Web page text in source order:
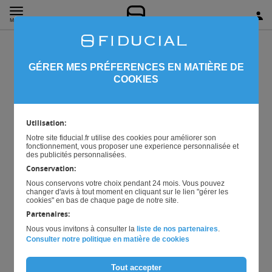
MENU
Actualités au 23 octobre
Mis à jour le
octobre 2025.
Fiscal
Certification du système de caisse :
GÉRER MES PRÉFERENCES EN MATIÈRE DE
COOKIES
Utilisation:
Notre site fiducial.fr utilise des cookies pour améliorer son
fonctionnement, vous proposer une experience personnalisée et
des publicités personnalisées.
Conservation:
Nous conservons votre choix pendant 24 mois. Vous pouvez
changer d'avis à tout moment en cliquant sur le lien "gérer les
cookies" en bas de chaque page de notre site.
Partenaires:
Nous vous invitons à consulter la liste de nos partenaires.
Consulter notre politique en matière de cookies
Tout accepter